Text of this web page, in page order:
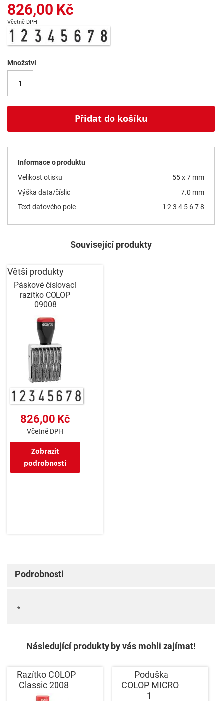
začátek
galerie
s
obrázky
826,00 Kč
Včetně DPH
Množství
Přidat do košíku
Informace o produktu
Velikost otisku
55 x 7 mm
Výška data/číslic
7.0 mm
Text datového pole
1 2 3 4 5 6 7 8
Související produkty
Větší produkty
Páskové číslovací
razítko COLOP
09008
826,00 Kč
Včetně DPH
Zobrazit
podrobnosti
Podrobnosti
*
Následující produkty by vás mohli zajímat!
Razítko COLOP
Classic 2008
Poduška
COLOP MICRO
1